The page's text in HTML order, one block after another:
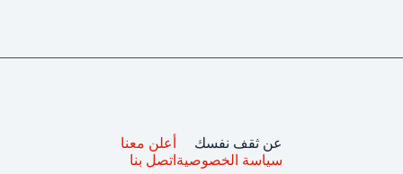
عن ثقف نفسك
سياسة الخصوصية
أعلن معنا
اتصل بنا